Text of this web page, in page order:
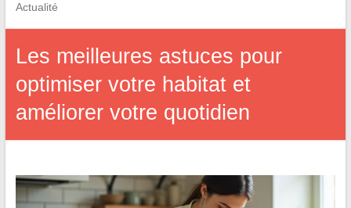
Actualité
Les meilleures astuces pour
optimiser votre habitat et
améliorer votre quotidien